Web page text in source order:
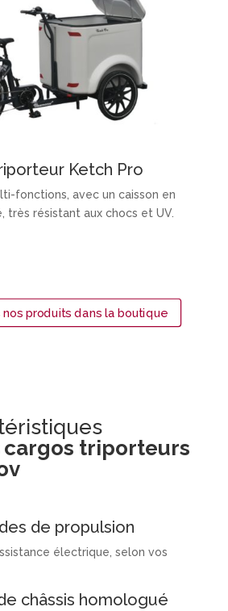
Ketch Pro
fonctions, avec un caisson en
très résistant aux chocs et UV.
produits dans la boutique
cargos triporteurs
de propulsion
électrique, selon vos
châssis homologué